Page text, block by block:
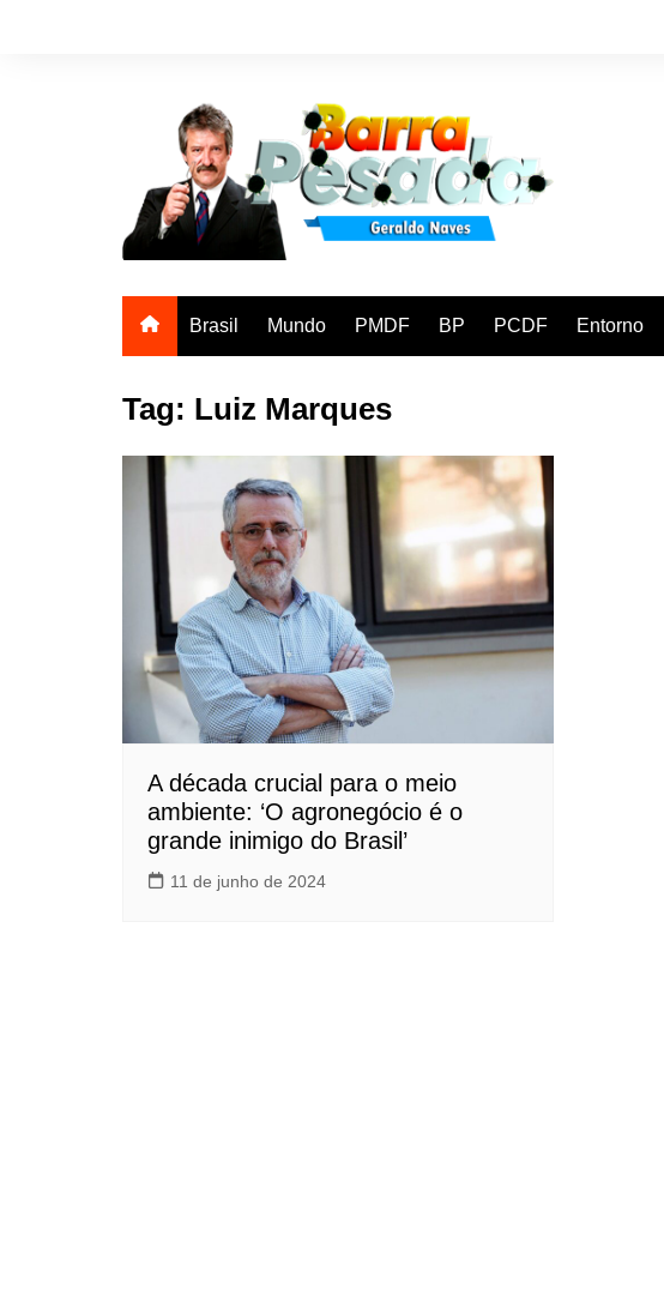
Brasil Mundo PMDF BP PCDF Entorno
Tag: Luiz Marques
A década crucial para o meio
ambiente: ‘O agronegócio é o
grande inimigo do Brasil’
11 de junho de 2024